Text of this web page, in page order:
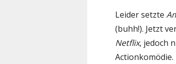
Leider setzte
(buhh!). Jetzt
Netflix, jedoch
Actionkomödie.